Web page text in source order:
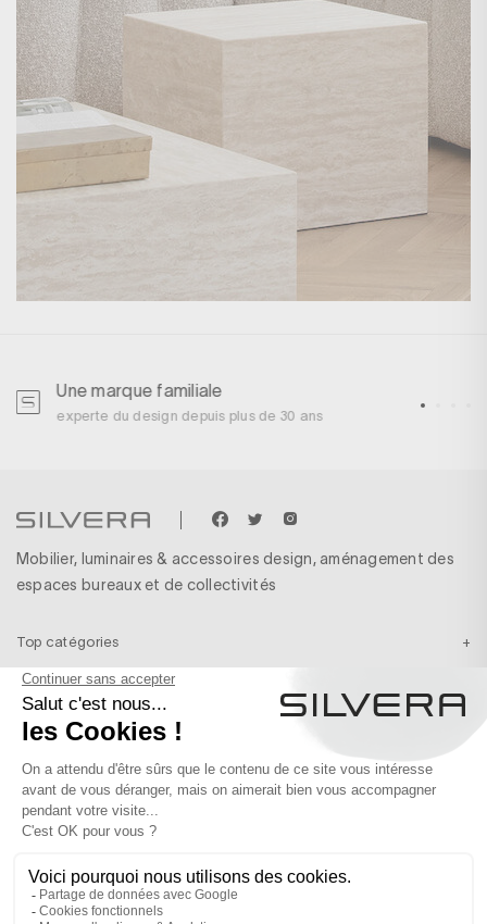
Une marque familiale
experte du design depuis plus de 30 ans
Mobilier, luminaires & accessoires design, aménagement des
espaces bureaux et de collectivités
Top catégories
Top marques
Plus d’infos
Inscription newsletter
Recevez en exclusivité nos inspirations & nos dernières actualités